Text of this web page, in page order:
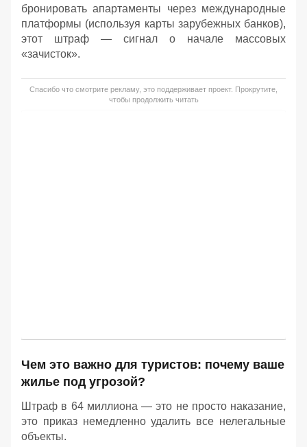
бронировать апартаменты через международные
платформы (используя карты зарубежных банков),
этот штраф — сигнал о начале массовых
«зачисток».
Спасибо что смотрите рекламу, это поддерживает проект. Прокрутите,
чтобы продолжить читать
Чем это важно для туристов: почему ваше
жилье под угрозой?
Штраф в 64 миллиона — это не просто наказание,
это приказ немедленно удалить все нелегальные
объекты.